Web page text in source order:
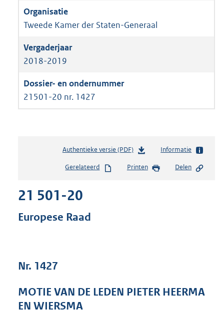
Tweede Kamer der Staten-Generaal
2018-2019
21501-20 nr. 1427
Authentieke versie (PDF)b
s
e
Informatie
Gerelateerd Printen Delen
21 501-20
Europese Raad
Nr. 1427
MOTIE VAN DE LEDEN PIETER HEERMA
EN WIERSMA